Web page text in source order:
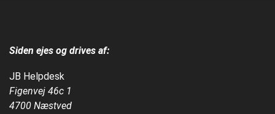
Siden ejes og drives af:
JB Helpdesk
Figenvej 46c 1
4700 Næstved